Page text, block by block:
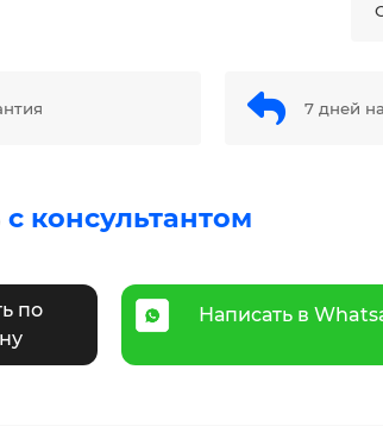
7 дней
с консультантом
по
Написать в